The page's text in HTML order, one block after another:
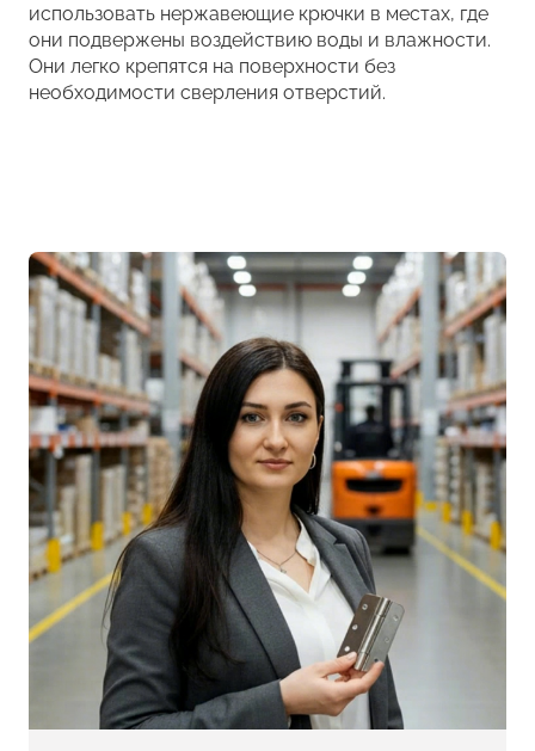
использовать нержавеющие крючки в местах, где
они подвержены воздействию воды и влажности.
Они легко крепятся на поверхности без
необходимости сверления отверстий.